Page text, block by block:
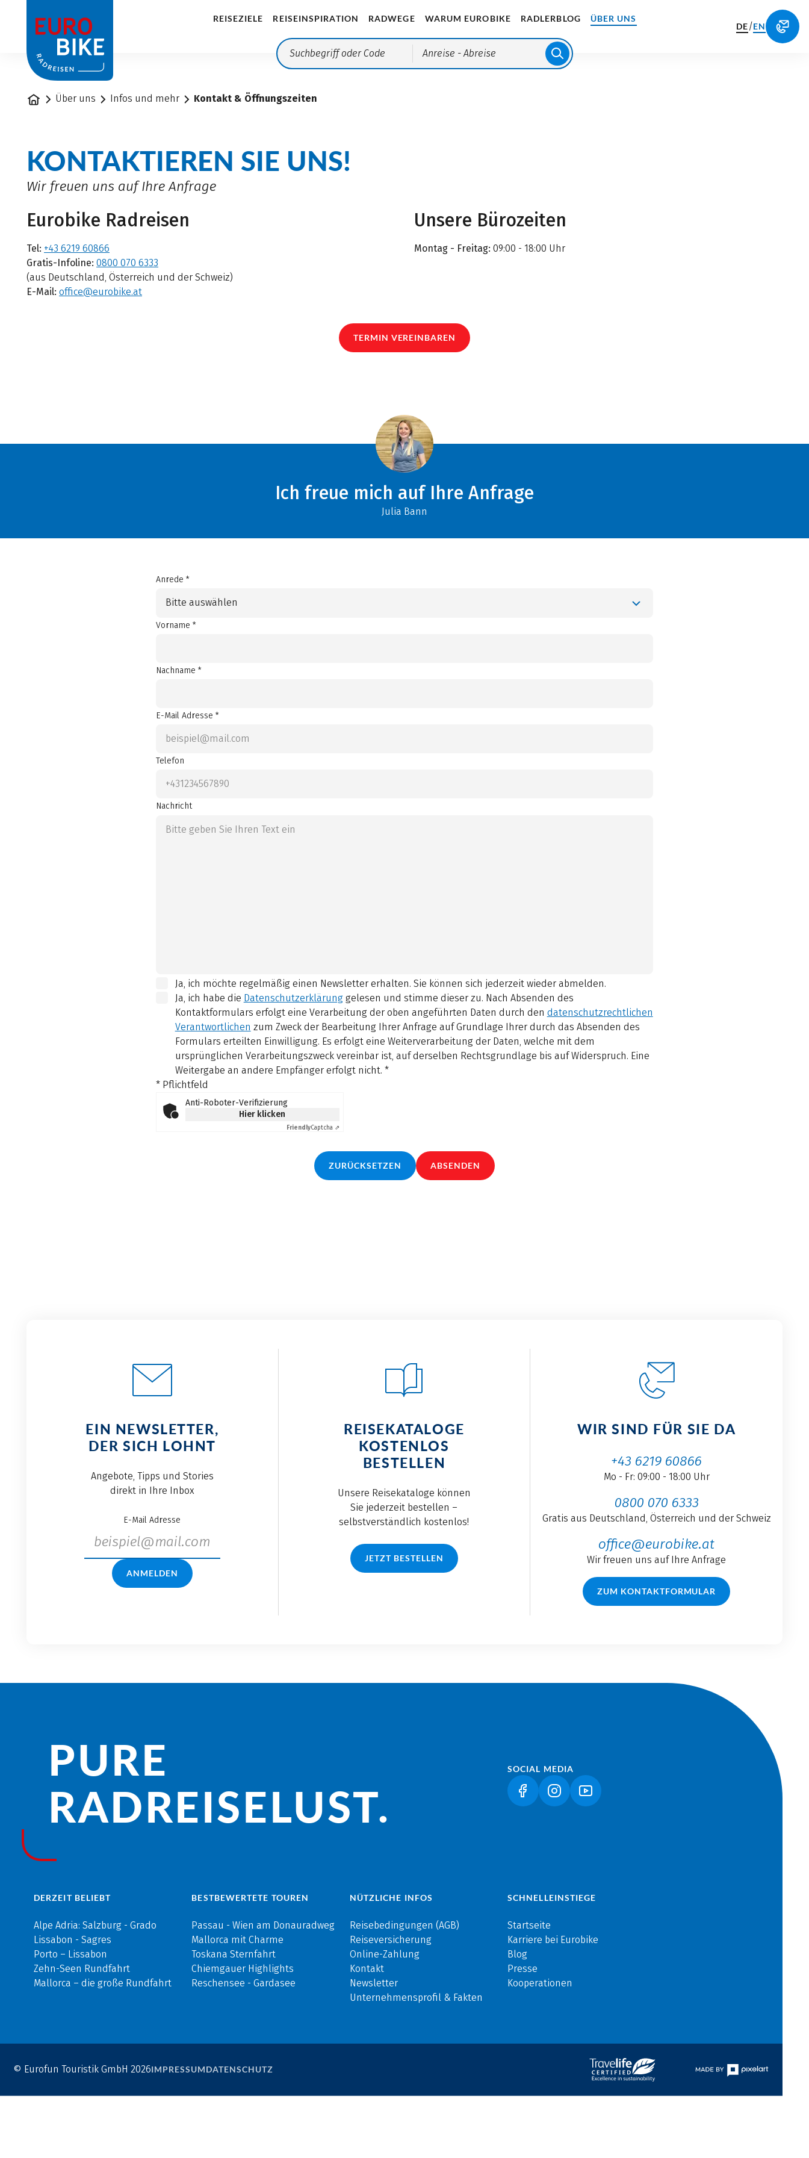
REISEZIELE REISEINSPIRATION RADWEGE WARUM EUROBIKE RADLERBLOG ÜBER UNS
Anreise - Abreise
DE/EN
StartseiteÜber uns Infos und mehr Kontakt & Öffnungszeiten
KONTAKTIEREN SIE UNS!
Wir freuen uns auf Ihre Anfrage
Eurobike Radreisen
Tel: +43 6219 60866
Gratis-Infoline: 0800 070 6333
(aus Deutschland, Österreich und der Schweiz)
E-Mail: office@eurobike.at
Unsere Bürozeiten
Montag - Freitag: 09:00 - 18:00 Uhr
TERMIN VEREINBAREN
Ich freue mich auf Ihre Anfrage
Julia Bann
Anrede *
Bitte auswählen
Vorname *
Nachname *
E-Mail Adresse *
Telefon
Nachricht
Ja, ich möchte regelmäßig einen Newsletter erhalten. Sie können sich jederzeit wieder abmelden.
Ja, ich habe die Datenschutzerklärunggelesen und stimme dieser zu. Nach Absenden des
Kontaktformulars erfolgt eine Verarbeitung der oben angeführten Daten durch den datenschutzrechtlichen
Verantwortlichen zum Zweck der Bearbeitung Ihrer Anfrage auf Grundlage Ihrer durch das Absenden des
Formulars erteilten Einwilligung. Es erfolgt eine Weiterverarbeitung der Daten, welche mit dem
ursprünglichen Verarbeitungszweck vereinbar ist, auf derselben Rechtsgrundlage bis auf Widerspruch. Eine
Weitergabe an andere Empfänger erfolgt nicht. *
* Pflichtfeld
Anti-Roboter-Verifizierung
Hier klicken
FriendlyCaptcha ⇗
ZURÜCKSETZEN ABSENDEN
EIN NEWSLETTER,
DER SICH LOHNT
Angebote, Tipps und Stories
direkt in Ihre Inbox
E-Mail Adresse
ANMELDEN
REISEKATALOGE
KOSTENLOS
BESTELLEN
Unsere Reisekataloge können
Sie jederzeit bestellen –
selbstverständlich kostenlos!
JETZT BESTELLEN
WIR SIND FÜR SIE DA
+43 6219 60866
Mo - Fr: 09:00 - 18:00 Uhr
0800 070 6333
Gratis aus Deutschland, Österreich und der Schweiz
office@eurobike.at
Wir freuen uns auf Ihre Anfrage
ZUM KONTAKTFORMULAR
PURE
RADREISE­LUST.
SOCIAL MEDIA
(LINK ÖFFNET IN NEUEM TAB)
(LINK ÖFFNET IN NEUEM TAB)
(LINK ÖFFNET IN NEUEM TAB)
DERZEIT BELIEBT
Alpe Adria: Salzburg - Grado
Lissabon - Sagres
Porto – Lissabon
Zehn-Seen Rundfahrt
Mallorca – die große Rundfahrt
BESTBEWERTETE TOUREN
Passau - Wien am Donauradweg
Mallorca mit Charme
Toskana Sternfahrt
Chiemgauer Highlights
Reschensee - Gardasee
NÜTZLICHE INFOS
Reisebedingungen (AGB)
Reiseversicherung
Online-Zahlung
Kontakt
Newsletter
Unternehmensprofil & Fakten
SCHNELLEINSTIEGE
Startseite
Karriere bei Eurobike
Blog
Presse
Kooperationen
© Eurofun Touristik GmbH 2026IMPRESSUMDATENSCHUTZ